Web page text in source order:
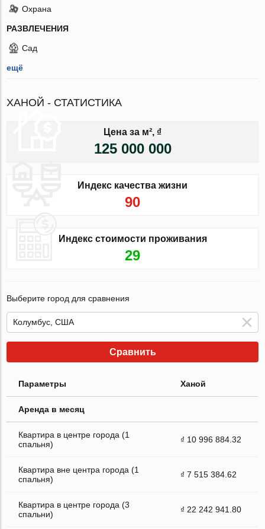
Охрана
РАЗВЛЕЧЕНИЯ
Сад
ещё
ХАНОЙ - СТАТИСТИКА
Цена за м², ₫
125 000 000
Индекс качества жизни
90
Индекс стоимости проживания
29
Выберите город для сравнения
Сравнить
Параметры Ханой
Аренда в месяц
Квартира в центре города (1
спальня)
₫ 10 996 884.32
Квартира вне центра города (1
спальня)
₫ 7 515 384.62
Квартира в центре города (3
спальни)
₫ 22 242 941.80